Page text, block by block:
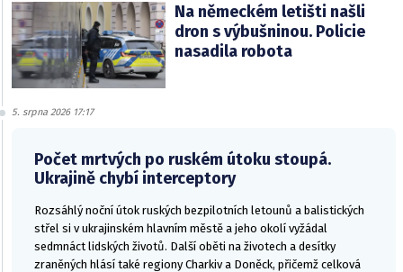
Na německém letišti našli
dron s výbušninou. Policie
nasadila robota
5. srpna 2026 17:17
Počet mrtvých po ruském útoku stoupá.
Ukrajině chybí interceptory
Rozsáhlý noční útok ruských bezpilotních letounů a balistických
střel si v ukrajinském hlavním městě a jeho okolí vyžádal
sedmnáct lidských životů. Další oběti na životech a desítky
zraněných hlásí také regiony Charkiv a Doněck, přičemž celková